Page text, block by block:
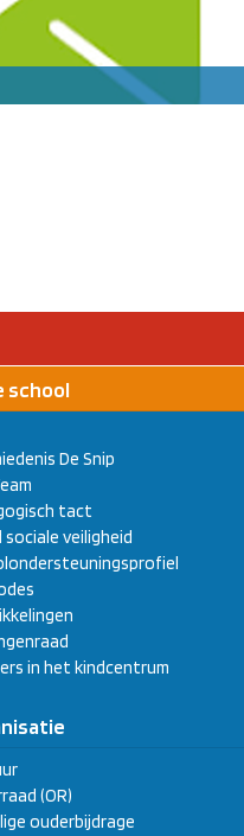
school
De Snip
tact
sociale veiligheid
in het kindcentrum
(OR)
ouderbijdrage